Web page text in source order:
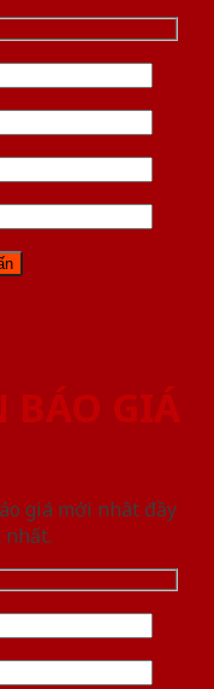
BÁO GIÁ
giá mới nhât đầy